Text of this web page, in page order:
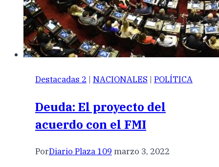
Destacadas 2 | NACIONALES | POLÍTICA
Deuda: El proyecto del
acuerdo con el FMI
PorDiario Plaza 109 marzo 3, 2022